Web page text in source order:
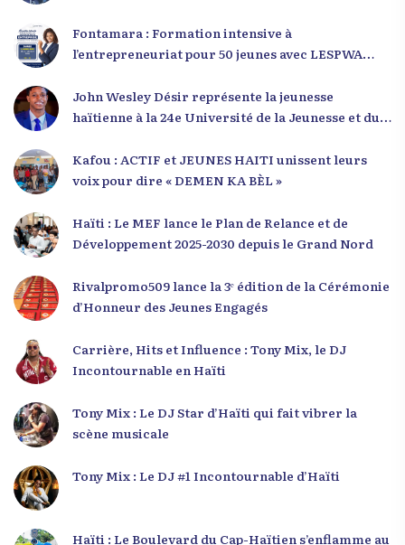
Fontamara : Formation intensive à
l’entrepreneuriat pour 50 jeunes avec LESPWA
John Wesley Désir représente la jeunesse
haïtienne à la 24e Université de la Jeunesse et du
Kafou : ACTIF et JEUNES HAITI unissent leurs
voix pour dire « DEMEN KA BÈL »
Haïti : Le MEF lance le Plan de Relance et de
Développement 2025-2030 depuis le Grand Nord
Rivalpromo509 lance la 3ᵉ édition de la Cérémonie
d’Honneur des Jeunes Engagés
Carrière, Hits et Influence : Tony Mix, le DJ
Incontournable en Haïti
Tony Mix : Le DJ Star d’Haïti qui fait vibrer la
scène musicale
Tony Mix : Le DJ #1 Incontournable d’Haïti
Haïti : Le Boulevard du Cap-Haïtien s’enflamme au